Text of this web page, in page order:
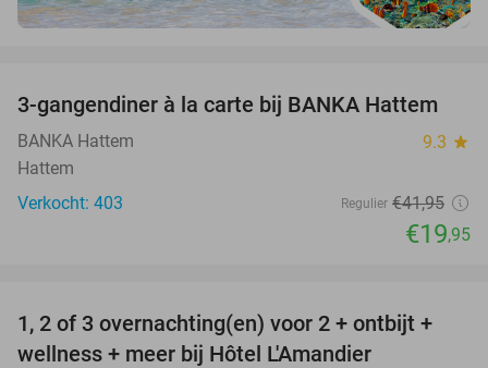
52%
3-gangendiner à la carte bij BANKA Hattem
BANKA Hattem 9.3 star
Hattem
Verkocht: 403
Regulier €41,95
€19,95
32%
TODAY
1, 2 of 3 overnachting(en) voor 2 + ontbijt +
wellness + meer bij Hôtel L'Amandier